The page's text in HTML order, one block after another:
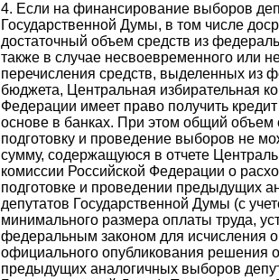
4. Если на финансирование выборов
Государственной Думы, в том числе
достаточный объем средств из
также в случае несвоевременного или
перечисления средств, выделенных из
бюджета, Центральная избирательная
Федерации имеет право получить
основе в банках. При этом общий объем
подготовку и проведение выборов не
сумму, содержащуюся в отчете
комиссии Российской Федерации о
подготовке и проведении предыдущих
депутатов Государственной Думы (с
минимального размера оплаты труда,
федеральным законом для исчисления
официального опубликования решения
предыдущих аналогичных выборов